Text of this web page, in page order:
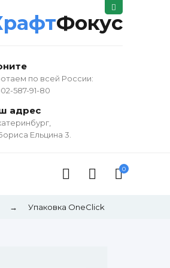
Фокус
по всей России:
587-91-80
адрес
Ельцина 3.
0
→ Упаковка OneClick